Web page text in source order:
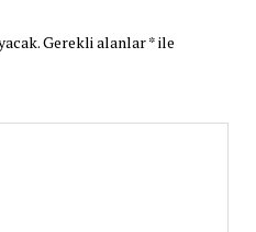
Gerekli alanlar*ile